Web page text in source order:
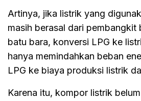
Artinya, jika listrik yang
masih berasal dari pembangkit
batu bara, konversi LPG ke
hanya memindahkan beban
LPG ke biaya produksi listrik
Karena itu, kompor listrik